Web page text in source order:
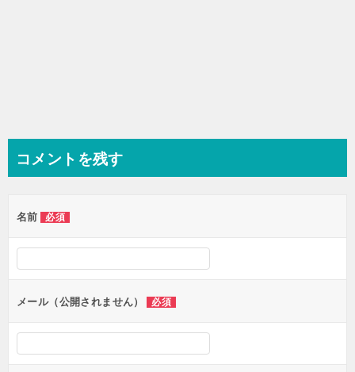
コメントを残す
名前 必須
メール（公開されません） 必須